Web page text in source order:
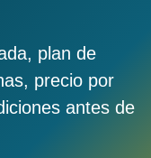
plan de
precio por
antes de